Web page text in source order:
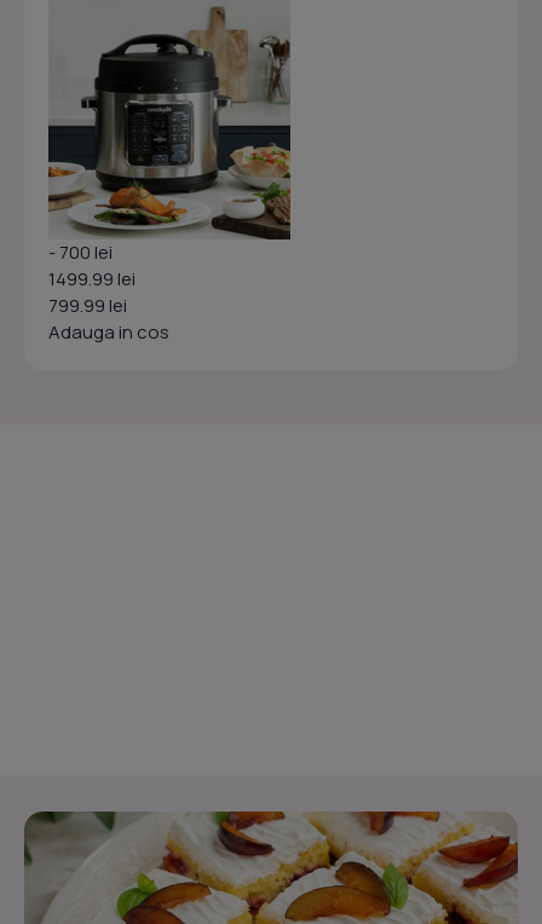
- 700 lei
1499.99 lei
799.99 lei
Adauga in cos